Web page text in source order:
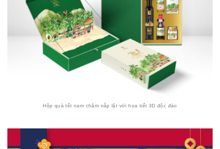
Hộp quà tết nam châm nắp lật với họa tiết 3D độc đáo